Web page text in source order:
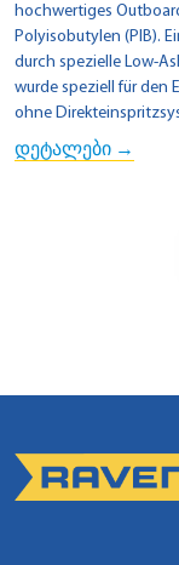
hochwertiges
Polyisobutylen (PIB).
durch spezielle Low-
wurde speziell für den
ohne
დეტალები →